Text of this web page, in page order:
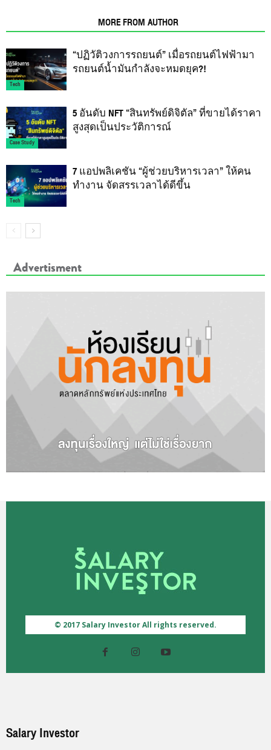
MORE FROM AUTHOR
Tech
“ปฏิวัติวงการรถยนต์” เมื่อรถยนต์ไฟฟ้ามา
รถยนต์น้ำมันกำลังจะหมดยุค?!
Case Study
5 อันดับ NFT “สินทรัพย์ดิจิตัล” ที่ขายได้ราคา
สูงสุดเป็นประวัติการณ์
Tech
7 แอปพลิเคชัน “ผู้ช่วยบริหารเวลา” ให้คน
ทำงาน จัดสรรเวลาได้ดีขึ้น
Advertisment
© 2017 Salary Investor All rights reserved.
Salary Investor